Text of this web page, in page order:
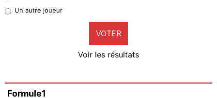
9%
Faris Moumbagna
Un autre joueur
VOTER
Voir les résultats
Formule1